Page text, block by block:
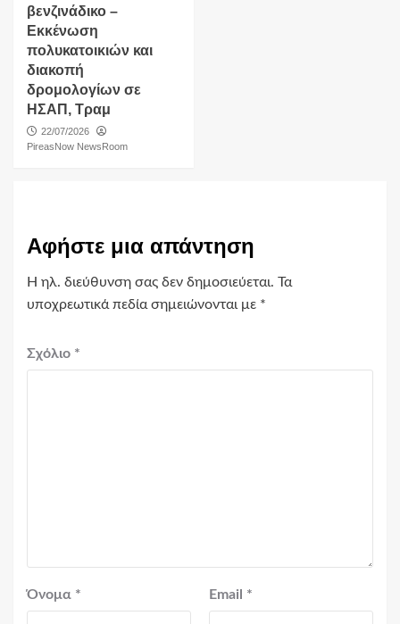
βενζινάδικο –
Εκκένωση
πολυκατοικιών και
διακοπή
δρομολογίων σε
ΗΣΑΠ, Τραμ
22/07/2026
PireasNow NewsRoom
Αφήστε μια απάντηση
Η ηλ. διεύθυνση σας δεν δημοσιεύεται. Τα
υποχρεωτικά πεδία σημειώνονται με *
Σχόλιο *
Όνομα * Email *